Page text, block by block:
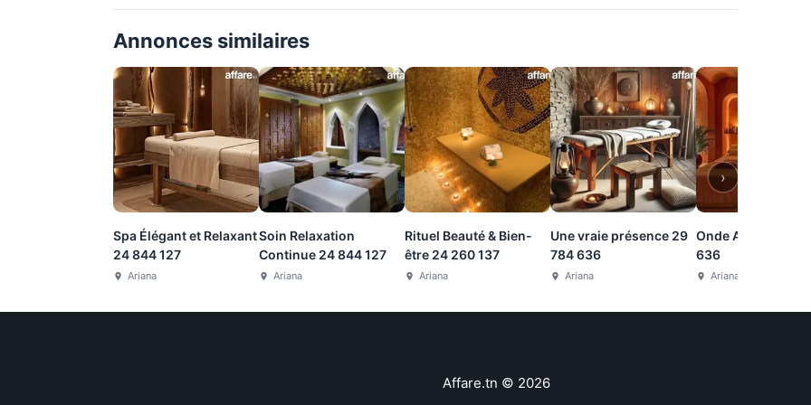
Annonces similaires
Spa Élégant et Relaxant
24 844 127
Ariana
Soin Relaxation
Continue 24 844 127
Ariana
Rituel Beauté & Bien-
être 24 260 137
Ariana
Une vraie présence 29
784 636
Ariana
Onde Apaisante 29 784
636
Ariana
›
Affare.tn © 2026